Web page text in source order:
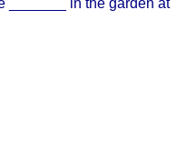
_______ in the garden at